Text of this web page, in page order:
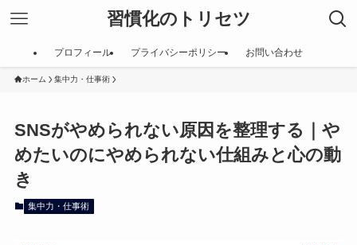
習慣化のトリセツ
プロフィール プライバシーポリシー お問い合わせ
ホーム 集中力・仕事術
SNSがやめられない原因を整理する｜や
めたいのにやめられない仕組みと心の動
き
集中力・仕事術